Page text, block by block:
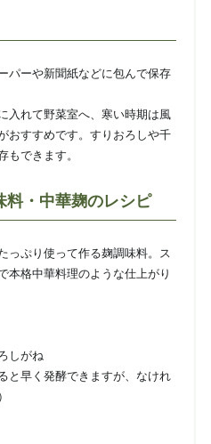
パーや新聞紙などに包んで保存
入れて野菜室へ、寒い時期は風
おすすめです。すりおろしや千
もできます。
料・中華麹のレシピ
っぷり使って作る麹調味料。ス
本格中華料理のような仕上がり
しがね
と早く発酵できますが、なけれ